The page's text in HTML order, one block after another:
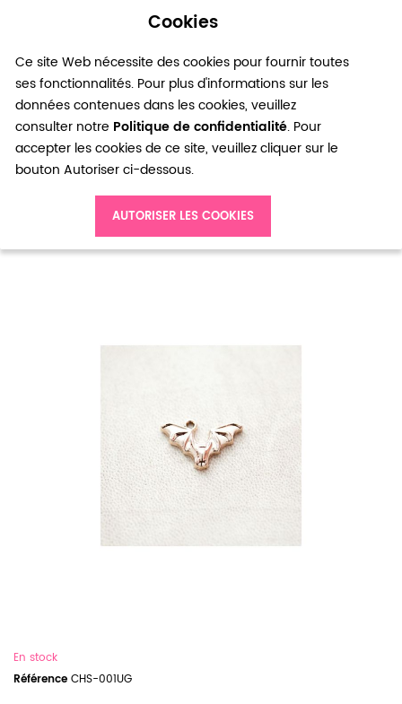
Cookies
Ce site Web nécessite des cookies pour fournir toutes
ses fonctionnalités. Pour plus d'informations sur les
données contenues dans les cookies, veuillez
consulter notre Politique de confidentialité. Pour
accepter les cookies de ce site, veuillez cliquer sur le
bouton Autoriser ci-dessous.
AUTORISER LES COOKIES
0
Pendentif Chauve-Souris 14x24mm Doré x 1pc
En stock
Référence CHS-001UG